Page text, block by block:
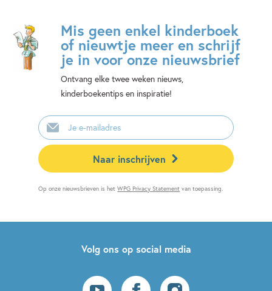
Mis geen enkel kinderboek
of nieuwtje meer en schrijf
je in voor onze nieuwsbrief
Ontvang elke twee weken nieuws,
kinderboekentips en inspiratie!
E-
mailadres
Naar inschrijven
Op onze nieuwsbrieven is hetWPG Privacy Statement van toepassing.
Volg ons op social media